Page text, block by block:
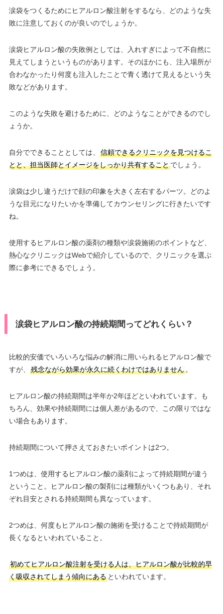
涙袋をつくるためにヒアルロン酸注射をするなら、どのような失
敗に注意しておくのが良いのでしょうか。
涙袋ヒアルロン酸の失敗例としては、入れすぎによって不自然に
見えてしまうというものがあります。そのほかにも、注入場所が
合わなかったり何度も注入したことで青く透けて見えるという失
敗などがあります。
このような失敗を避けるために、どのようなことができるのでし
ょうか。
自分でできることとしては、
信頼できるクリニックを見つけるこ
とと、担当医師とイメージをしっかり共有することでしょう。
涙袋は少し違うだけで顔の印象を大きく左右するパーツ。どのよ
うな目元になりたいかを準備してカウンセリングに行きたいです
ね。
使用するヒアルロン酸の薬剤の種類や涙袋施術のポイントなど、
熱心なクリニックはWebで紹介しているので、クリニックを選ぶ
際に参考にできるでしょう。
涙袋ヒアルロン酸の持続期間ってどれくらい？
比較的安価でいろいろな悩みの解消に用いられるヒアルロン酸で
すが、
残念ながら効果が永久に続くわけではありません。
ヒアルロン酸の持続期間は半年か2年ほどといわれています。も
ちろん、効果や持続期間には個人差があるので、この限りではな
い場合もあります。
持続期間について押さえておきたいポイントは2つ。
1つめは、使用するヒアルロン酸の薬剤によって持続期間が違う
ということ。ヒアルロン酸の製剤には種類がいくつもあり、それ
ぞれ目安とされる持続期間も異なっています。
2つめは、何度もヒアルロン酸の施術を受けることで持続期間が
長くなるといわれていること。
初めてヒアルロン酸注射を受ける人は、ヒアルロン酸が比較的早
く吸収されてしまう傾向にあるといわれています。